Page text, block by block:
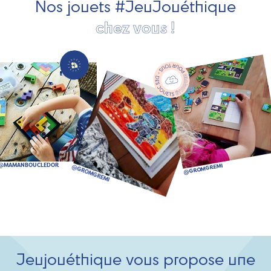
Nos jouets #JeuJouéthique
chez vous !
Jeujouéthique vous propose une